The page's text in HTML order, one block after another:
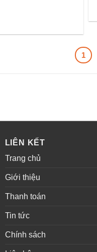
1
LIÊN KẾT
Trang chủ
Giới thiệu
Thanh toán
Tin tức
Chính sách